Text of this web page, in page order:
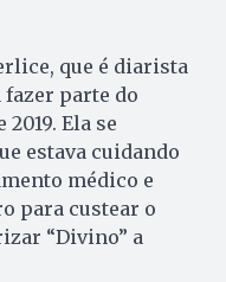
que é diarista
fazer parte do
Ela se
estava cuidando
médico e
para custear o
“Divino” a